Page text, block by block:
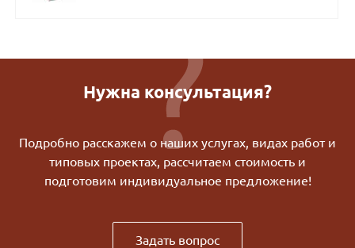
Нужна консультация?
Подробно расскажем о наших услугах, видах работ и
типовых проектах, рассчитаем стоимость и
подготовим индивидуальное предложение!
Задать вопрос